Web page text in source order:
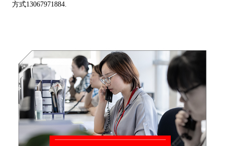
方式13067971884.